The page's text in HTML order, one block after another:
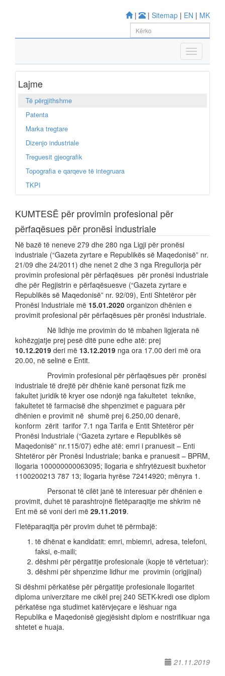
| | Sitemap | EN | MK
Lajme
Të përgjithshme
Patenta
Marka tregtare
Dizenjo industriale
Treguesit gjeografik
Topografia e qarqeve të integruara
TKPI
KUMTESË për provimin profesional për
përfaqësues për pronësi industriale
Në bazë të neneve 279 dhe 280 nga Ligji për pronësi
industriale (“Gazeta zyrtare e Republikës së Maqedonisë” nr.
21/09 dhe 24/2011) dhe nenet 2 dhe 3 nga Rregullorja për
provimin profesional për përfaqësues për pronësi industriale
dhe për Regjistrin e përfaqësuesve (“Gazeta zyrtare e
Republikës së Maqedonisë” nr. 92/09), Enti Shtetëror për
Pronësi Industriale më 15.01.2020 organizon dhënien e
provimit profesional për përfaqësues për pronësi industriale.
Në lidhje me provimin do të mbahen ligjerata në
kohëzgjatje prej pesë ditë pune edhe atë: prej
10.12.2019 deri më 13.12.2019 nga ora 17.00 deri më ora
20.00, në selinë e Entit.
Provimin profesional për përfaqësues për pronësi
industriale të drejtë për dhënie kanë personat fizik me
fakultet juridik të kryer ose ndonjë nga fakultetet teknike,
fakultetet të farmacisë dhe shpenzimet e paguara për
dhënien e provimit në shumë prej 6.250,00 denarë,
konform zërit tarifor 7.1 nga Tarifa e Entit Shtetëror për
Pronësi Industriale (“Gazeta zyrtare e Republikës së
Maqedonisë” nr.115/07) edhe atë: emri i pranuesit – Enti
Shtetëror për Pronësi Industriale; banka e pranuesit – BPRM,
llogaria 100000000063095; llogaria e shfrytëzuesit buxhetor
1100200213 787 13; llogaria hyrëse 72414920; mënyra 1.
Personat të cilët janë të interesuar për dhënien e
provimit, duhet të parashtrojnë fletëparaqitje me shkrim në
Ent më së voni deri më 29.11.2019.
Fletëparaqitja për provim duhet të përmbajë:
të dhënat e kandidatit: emri, mbiemri, adresa, telefoni,
faksi, e-maili;
dëshmi për përgatitje profesionale (kopje të vërtetuar):
dëshmi për shpenzime lidhur me provimin (origjinal)
Si dëshmi përkatëse për përgatitje profesionale llogaritet
diploma univerzitare me cikël prej 240 SETK-kredi ose diplom
përkatëse nga studimet katërvjeçare e lëshuar nga
Republika e Maqedonisë gjegjësisht diplom e nostrifikuar nga
shtetet e huaja.
21.11.2019